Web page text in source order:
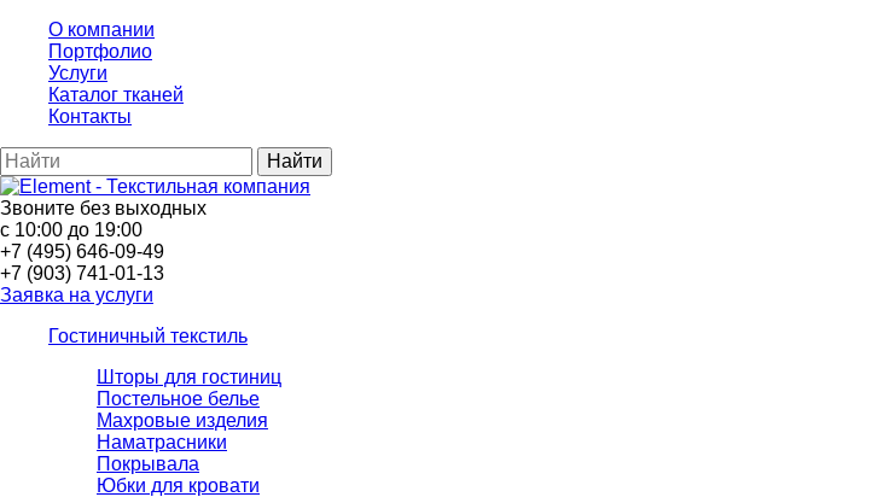
О компании
Портфолио
Услуги
Каталог тканей
Контакты
Найти
Звоните без выходных
с 10:00 до 19:00
+7 (495) 646-09-49
+7 (903) 741-01-13
Заявка на услуги
Гостиничный текстиль
Шторы для гостиниц
Постельное белье
Махровые изделия
Наматрасники
Покрывала
Юбки для кровати